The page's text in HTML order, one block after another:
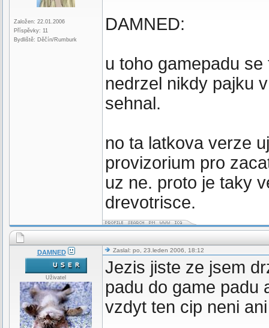
Založen: 22.01.2006
Příspěvky: 11
Bydliště: Děčín/Rumburk
DAMNED:
u toho gamepadu
nedrzel nikdy pajku
sehnal.
no ta latkova verze
provizorium pro
uz ne. proto je taky
drevotrisce.
DAMNED
Uživatel
Zaslal: po, 23.leden 2006, 18:12
Jezis jiste ze jsem
padu do game padu
vzdyt ten cip neni